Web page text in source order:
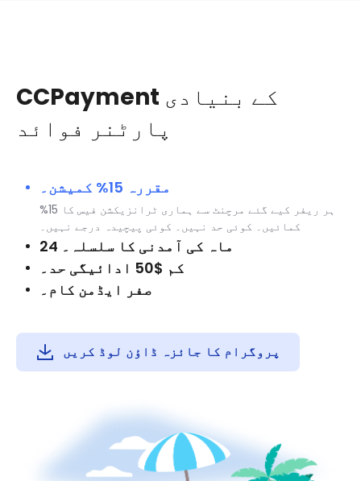
CCPayment کے بنیادی
پارٹنر فوائد
مقررہ 15% کمیشن۔
ہر ریفر کیے گئے مرچنٹ سے ہماری ٹرانزیکشن فیس کا 15%
کمائیں۔ کوئی حد نہیں۔ کوئی پیچیدہ درجے نہیں۔
24 ماہ کی آمدنی کا سلسلہ۔
کم $50 ادائیگی حد۔
صفر ایڈمن کام۔
پروگرام کا جائزہ ڈاؤن لوڈ کریں